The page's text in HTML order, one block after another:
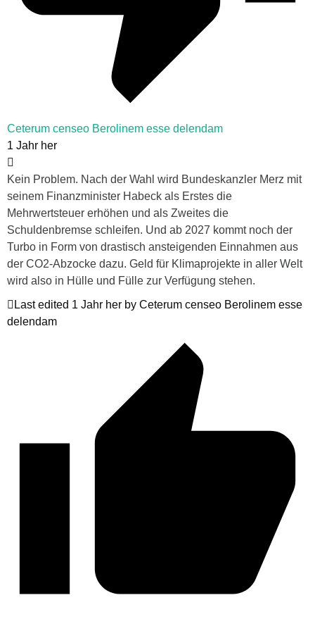
Ceterum censeo Berolinem esse delendam
1 Jahr her
Kein Problem. Nach der Wahl wird Bundeskanzler Merz mit
seinem Finanzminister Habeck als Erstes die
Mehrwertsteuer erhöhen und als Zweites die
Schuldenbremse schleifen. Und ab 2027 kommt noch der
Turbo in Form von drastisch ansteigenden Einnahmen aus
der CO2-Abzocke dazu. Geld für Klimaprojekte in aller Welt
wird also in Hülle und Fülle zur Verfügung stehen.
Last edited 1 Jahr her by Ceterum censeo Berolinem esse
delendam